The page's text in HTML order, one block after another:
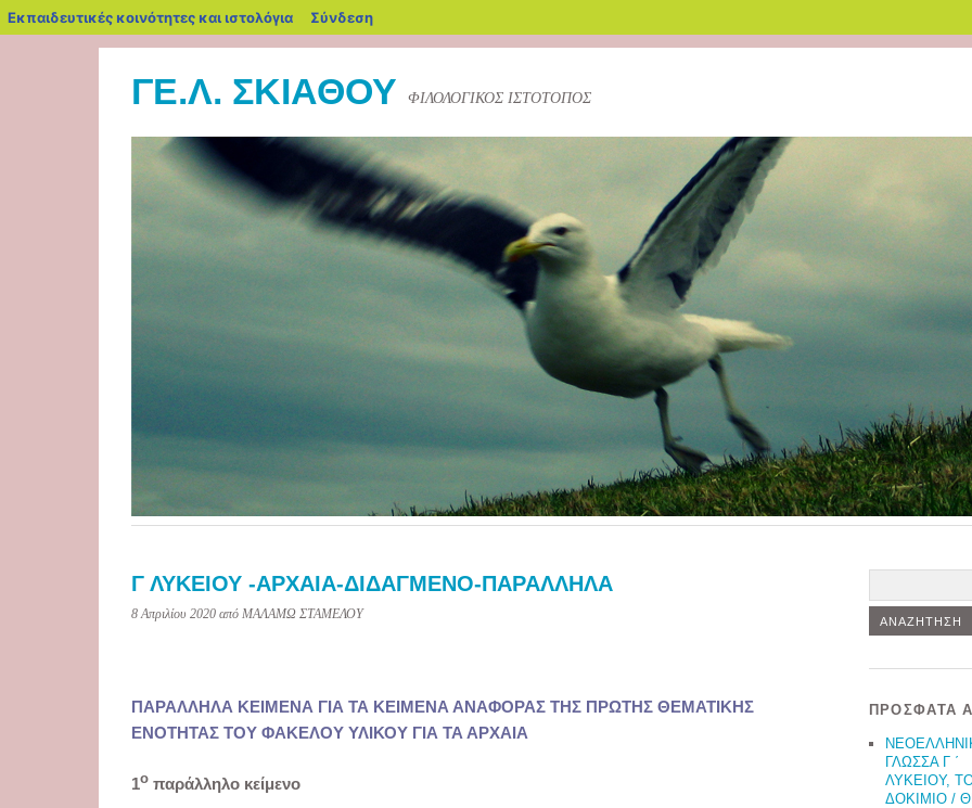
ΓΕ.Λ. ΣΚΙΑΘΟΥ ΦΙΛΟΛΟΓΙΚΟΣ ΙΣΤΟΤΟΠΟΣ
Γ ΛΥΚΕΙΟΥ -ΑΡΧΑΙΑ-ΔΙΔΑΓΜΕΝΟ-ΠΑΡΑΛΛΗΛΑ
8 Απριλίου 2020 από ΜΑΛΑΜΩ ΣΤΑΜΕΛΟΥ
ΠΑΡΑΛΛΗΛΑ ΚΕΙΜΕΝΑ ΓΙΑ ΤΑ ΚΕΙΜΕΝΑ ΑΝΑΦΟΡΑΣ ΤΗΣ ΠΡΩΤΗΣ ΘΕΜΑΤΙΚΗΣ
ΕΝΟΤΗΤΑΣ ΤΟΥ ΦΑΚΕΛΟΥ ΥΛΙΚΟΥ ΓΙΑ ΤΑ ΑΡΧΑΙΑ
1ο παράλληλο κείμενο
ΠΡΌΣΦΑΤΑ
ΓΛΩΣΣΑ Γ ΄
ΛΥΚΕΙΟΥ,
ΔΟΚΙΜΙΟ /
Εκπαιδευτικές κοινότητες και ιστολόγια blogs.sch.gr
Σύνδεση